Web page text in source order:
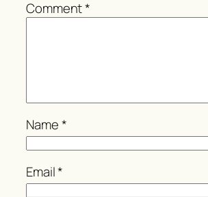
Comment*
Name*
Email*